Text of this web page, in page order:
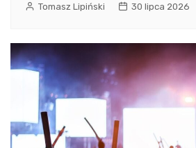
Tomasz Lipiński 30 lipca 2026